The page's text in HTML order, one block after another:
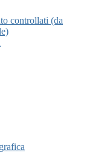
controllati (da